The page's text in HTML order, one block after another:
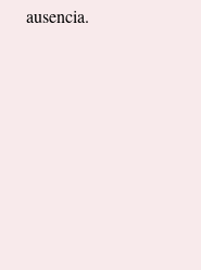
ausencia.